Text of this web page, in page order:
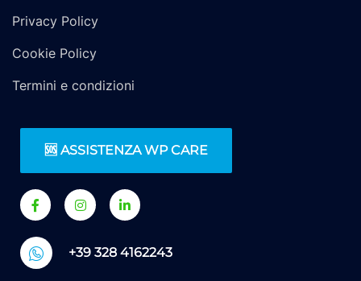
Privacy Policy
Cookie Policy
Termini e condizioni
🆘 ASSISTENZA WP CARE
+39 328 4162243